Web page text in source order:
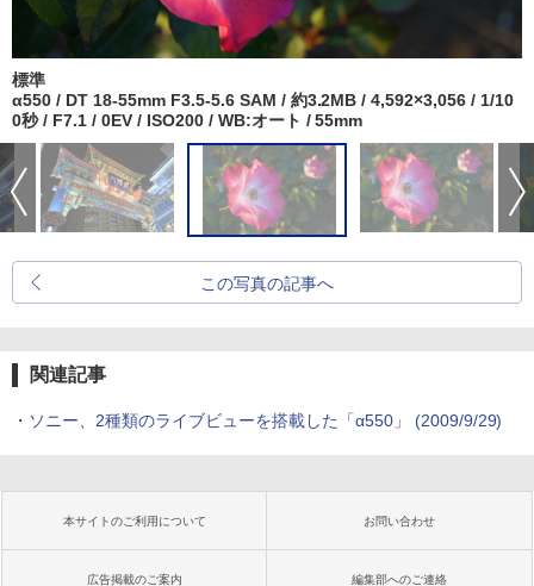
標準
α550 / DT 18-55mm F3.5-5.6 SAM / 約3.2MB / 4,592×3,056 / 1/10
0秒 / F7.1 / 0EV / ISO200 / WB:オート / 55mm
この写真の記事へ
関連記事
・ ソニー、2種類のライブビューを搭載した「α550」 (2009/9/29)
本サイトのご利用について お問い合わせ
広告掲載のご案内 編集部へのご連絡